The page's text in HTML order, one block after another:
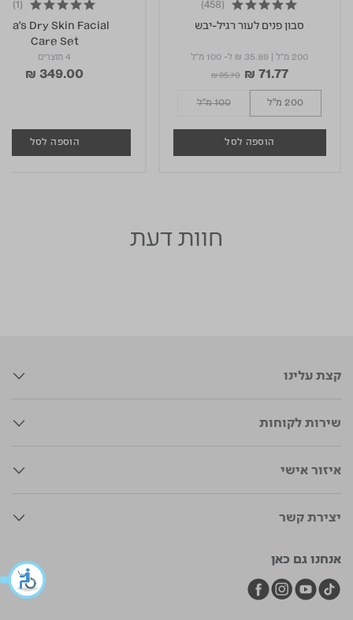
(458)
סבון פנים לעור רגיל-יבש
200 מ"ל ₪ 35.89 ל- 100 מ"ל
₪ 71.77
Price reduced from
₪ 95.70
to
200 מ"ל 100 מ"ל
הוספה לסל
(1)
Aya’s Dry Skin Facial
Care Set
4 מוצרים
₪ 349.00
הוספה לסל
חוות דעת
קצת עלינו
שירות לקוחות
איזור אישי
יצירת קשר
אנחנו גם כאן